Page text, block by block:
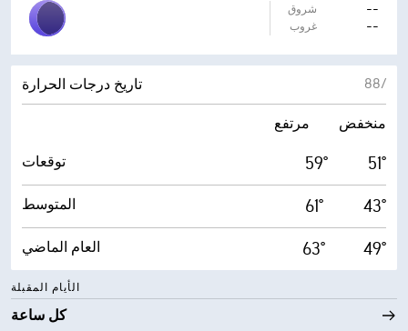
شروق --
غروب --
تاريخ درجات الحرارة 8‏/‏8
مرتفع منخفض
توقعات 59° 51°
المتوسط 61° 43°
العام الماضي 63° 49°
الأيام المقبلة
كل ساعة